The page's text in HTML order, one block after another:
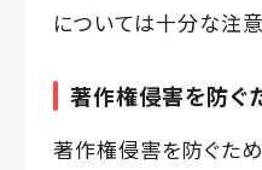
については十分な注
著作権侵害を防ぐ
著作権侵害を防ぐた